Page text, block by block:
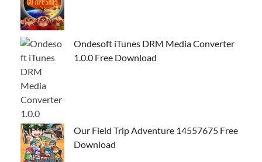
Ondesoft iTunes DRM Media Converter
1.0.0 Free Download
Our Field Trip Adventure 14557675 Free
Download